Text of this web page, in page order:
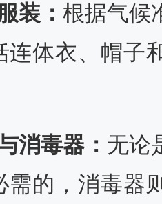
装： 根据气候
连体衣、帽子
消毒器： 无论
需的，消毒器